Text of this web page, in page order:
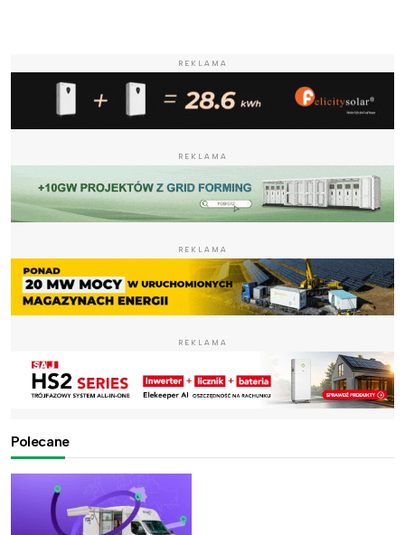
REKLAMA
REKLAMA
REKLAMA
REKLAMA
Polecane